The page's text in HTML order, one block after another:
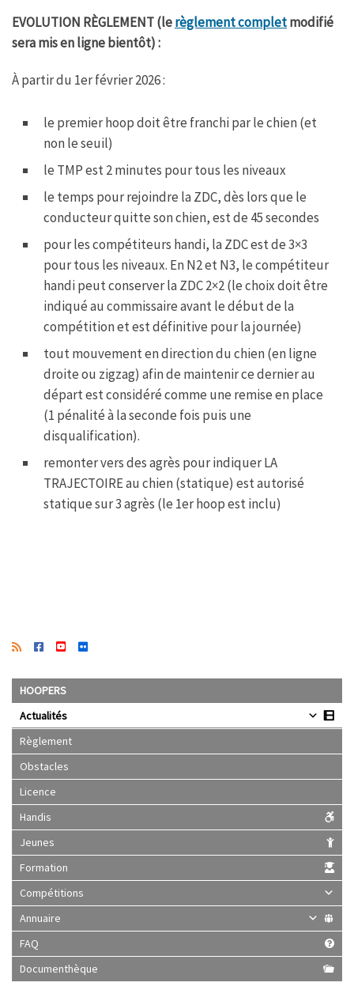
EVOLUTION RÈGLEMENT (lerèglement completmodifié
sera mis en ligne bientôt) :
À partir du 1er février 2026 :
le premier hoop doit être franchi par le chien (et
non le seuil)
le TMP est 2 minutes pour tous les niveaux
le temps pour rejoindre la ZDC, dès lors que le
conducteur quitte son chien, est de 45 secondes
pour les compétiteurs handi, la ZDC est de 3×3
pour tous les niveaux. En N2 et N3, le compétiteur
handi peut conserver la ZDC 2×2 (le choix doit être
indiqué au commissaire avant le début de la
compétition et est définitive pour la journée)
tout mouvement en direction du chien (en ligne
droite ou zigzag) afin de maintenir ce dernier au
départ est considéré comme une remise en place
(1 pénalité à la seconde fois puis une
disqualification).
remonter vers des agrès pour indiquer LA
TRAJECTOIRE au chien (statique) est autorisé
statique sur 3 agrès (le 1er hoop est inclu)
HOOPERS
Actualités
Règlement
Obstacles
Licence
Handis
Jeunes
Formation
Compétitions
Annuaire
FAQ
Documenthèque